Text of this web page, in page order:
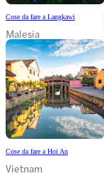
Cose da fare a Langkawi
Malesia
Cose da fare a Hoi An
Vietnam